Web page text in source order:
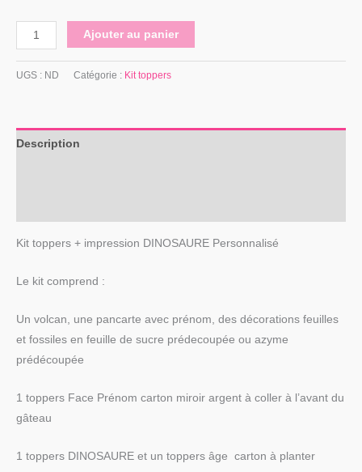
Ajouter au panier
UGS : ND Catégorie : Kit toppers
Description
Kit toppers + impression DINOSAURE Personnalisé
Le kit comprend :
Un volcan, une pancarte avec prénom, des décorations feuilles
et fossiles en feuille de sucre prédecoupée ou azyme
prédécoupée
1 toppers Face Prénom carton miroir argent à coller à l’avant du
gâteau
1 toppers DINOSAURE et un toppers âge carton à planter